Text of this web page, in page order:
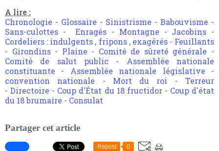
A lire :
Chronologie - Glossaire - Sinistrisme - Babouvisme -
Sans-culottes -Enragés - Montagne - Jacobins -
Cordeliers : indulgents , fripons, exagérés- Feuillants
- Girondins- Plaine - Comité de sûreté générale -
Comité de salut public - Assemblée nationale
constituante - Assemblée nationale législative -
convention nationale - Mort du roi -Terreur
-Directoire - Coup d'État du 18 fructidor- Coup d'état
du 18 brumaire - Consulat
Partager cet article
Repost 0